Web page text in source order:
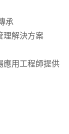
承
理解決方案
應用工程師提供